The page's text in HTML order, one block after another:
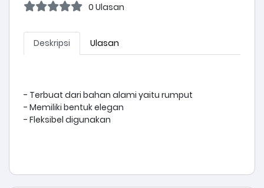
0 Ulasan
Deskripsi Ulasan
- Terbuat dari bahan alami yaitu rumput
- Memiliki bentuk elegan
- Fleksibel digunakan